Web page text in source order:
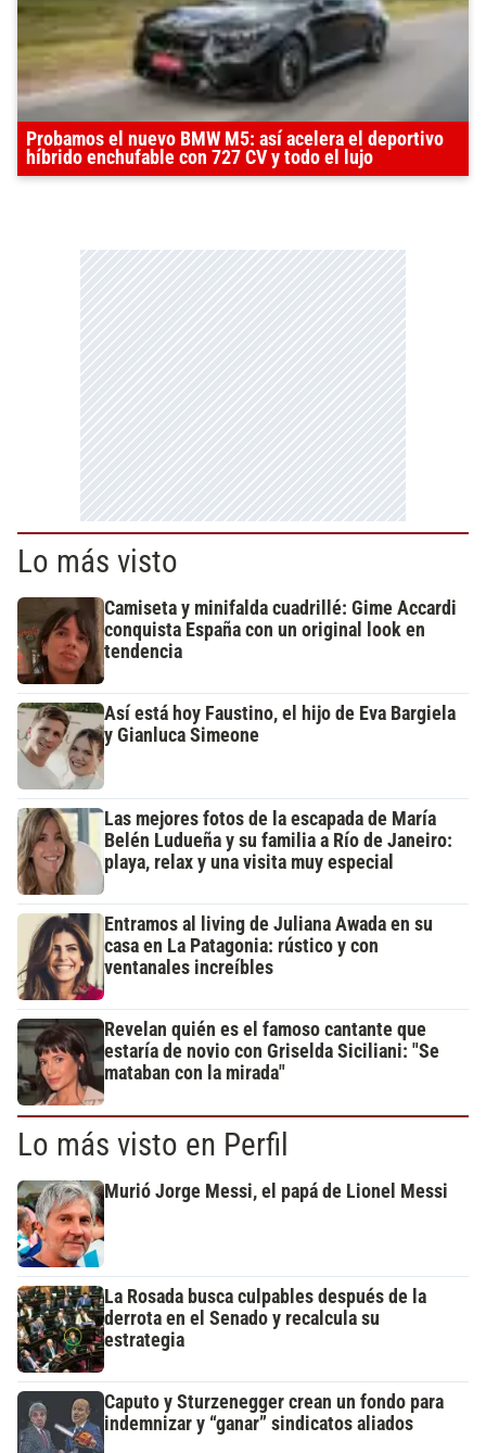
Probamos el nuevo BMW M5: así acelera el deportivo
híbrido enchufable con 727 CV y todo el lujo
Lo más visto
Camiseta y minifalda cuadrillé: Gime Accardi
conquista España con un original look en
tendencia
Así está hoy Faustino, el hijo de Eva Bargiela
y Gianluca Simeone
Las mejores fotos de la escapada de María
Belén Ludueña y su familia a Río de Janeiro:
playa, relax y una visita muy especial
Entramos al living de Juliana Awada en su
casa en La Patagonia: rústico y con
ventanales increíbles
Revelan quién es el famoso cantante que
estaría de novio con Griselda Siciliani: "Se
mataban con la mirada"
Lo más visto en Perfil
Murió Jorge Messi, el papá de Lionel Messi
La Rosada busca culpables después de la
derrota en el Senado y recalcula su
estrategia
Caputo y Sturzenegger crean un fondo para
indemnizar y “ganar” sindicatos aliados